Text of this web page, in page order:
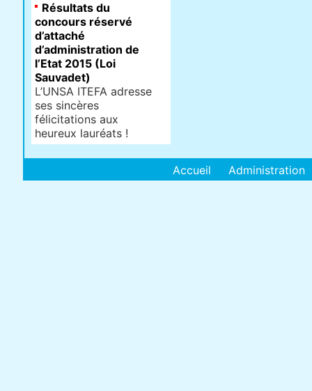
Résultats du
concours réservé
d’attaché
d’administration de
l’Etat 2015 (Loi
Sauvadet)
L’UNSA ITEFA adresse
ses sincères
félicitations aux
heureux lauréats !
Accueil Administration